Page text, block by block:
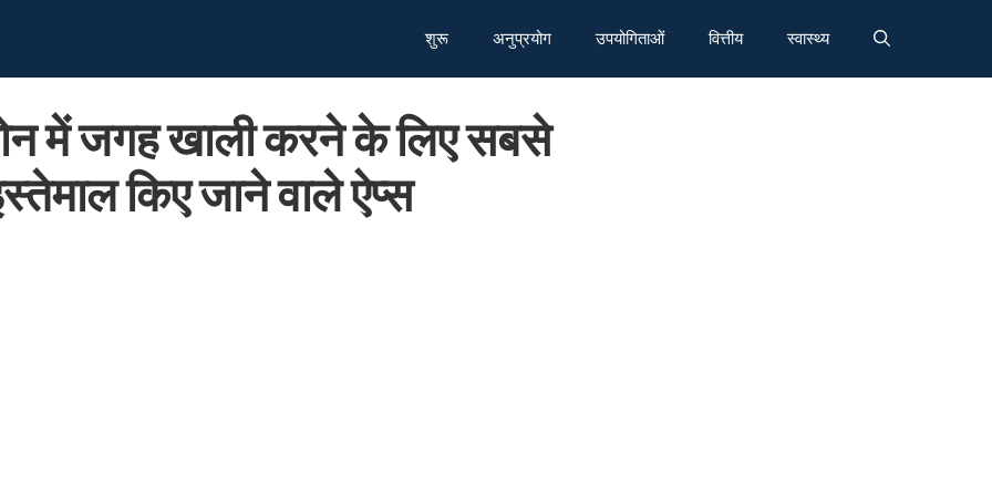
शुरू अनुप्रयोग उपयोगिताओं वित्तीय स्वास्थ्य
में जगह खाली करने के लिए सबसे
किए जाने वाले ऐप्स